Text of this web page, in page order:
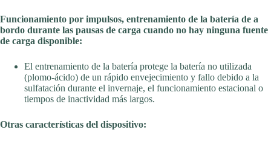
Funcionamiento por impulsos, entrenamiento de la batería de a
bordo durante las pausas de carga cuando no hay ninguna fuente
de carga disponible:
El entrenamiento de la batería protege la batería no utilizada
(plomo-ácido) de un rápido envejecimiento y fallo debido a la
sulfatación durante el invernaje, el funcionamiento estacional o
tiempos de inactividad más largos.
Otras características del dispositivo: